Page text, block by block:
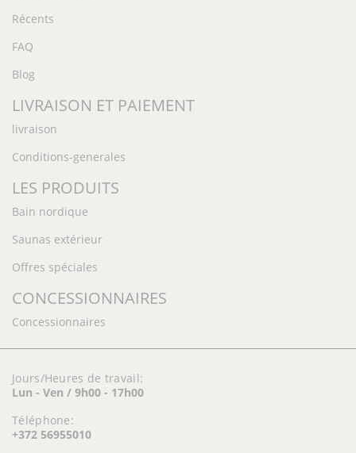
Récents
FAQ
Blog
LIVRAISON ET PAIEMENT
livraison
Conditions-generales
LES PRODUITS
Bain nordique
Saunas extérieur
Offres spéciales
CONCESSIONNAIRES
Concessionnaires
Jours/Heures de travail:
Lun - Ven / 9h00 - 17h00
Téléphone:
+372 56955010